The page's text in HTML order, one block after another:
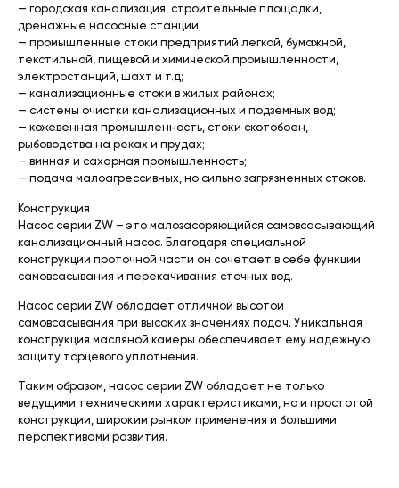
— городская канализация, строительные площадки,
дренажные насосные станции;
— промышленные стоки предприятий легкой, бумажной,
текстильной, пищевой и химической промышленности,
электростанций, шахт и т.д;
— канализационные стоки в жилых районах;
— системы очистки канализационных и подземных вод;
— кожевенная промышленность, стоки скотобоен,
рыбоводства на реках и прудах;
— винная и сахарная промышленность;
— подача малоагрессивных, но сильно загрязненных стоков.
Конструкция
Насос серии ZW – это малозасоряющийся самовсасывающий
канализационный насос. Благодаря специальной
конструкции проточной части он сочетает в себе функции
самовсасывания и перекачивания сточных вод.
Насос серии ZW обладает отличной высотой
самовсасывания при высоких значениях подач. Уникальная
конструкция масляной камеры обеспечивает ему надежную
защиту торцевого уплотнения.
Таким образом, насос серии ZW обладает не только
ведущими техническими характеристиками, но и простотой
конструкции, широким рынком применения и большими
перспективами развития.